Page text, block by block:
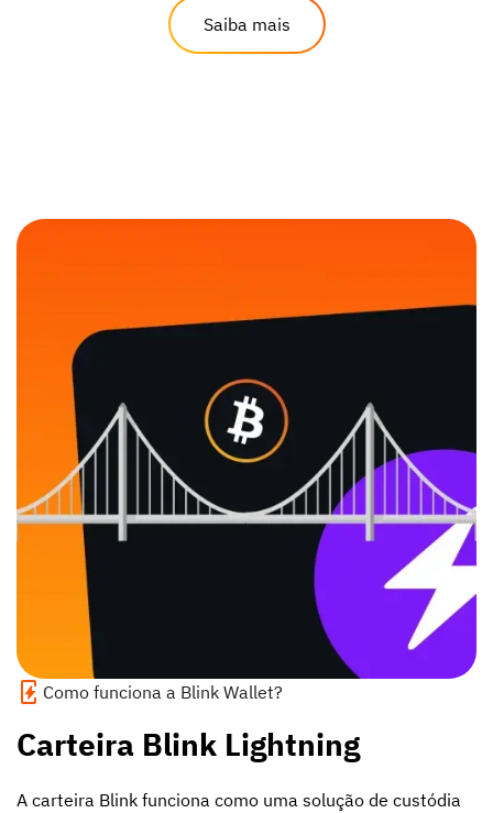
Saiba mais
Como funciona a Blink Wallet?
Carteira Blink Lightning
A carteira Blink funciona como uma solução de custódia